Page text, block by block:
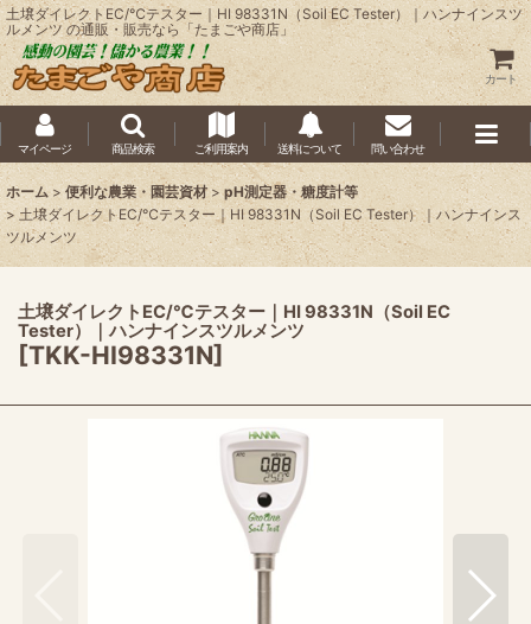
土壌ダイレクトEC/℃テスター｜HI 98331N（Soil EC Tester）｜ハンナインスツ
ルメンツ の通販・販売なら「たまごや商店」
カート
マイページ 商品検索 ご利用案内 送料について 問い合わせ
ホーム > 便利な農業・園芸資材 > pH測定器・糖度計等
> 土壌ダイレクトEC/℃テスター｜HI 98331N（Soil EC Tester）｜ハンナインス
ツルメンツ
土壌ダイレクトEC/℃テスター｜HI 98331N（Soil EC
Tester）｜ハンナインスツルメンツ
[TKK-HI98331N]